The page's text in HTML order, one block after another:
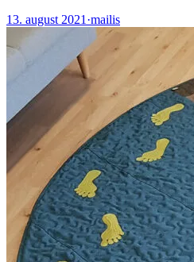
13. august 2021 ·mailis